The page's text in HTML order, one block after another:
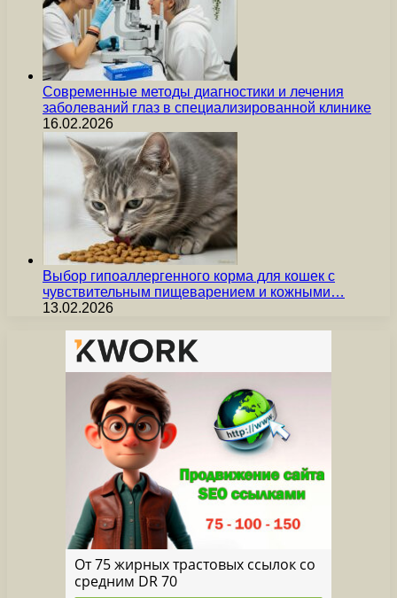
Современные методы диагностики и лечения
заболеваний глаз в специализированной клинике
16.02.2026
Выбор гипоаллергенного корма для кошек с
чувствительным пищеварением и кожными…
13.02.2026